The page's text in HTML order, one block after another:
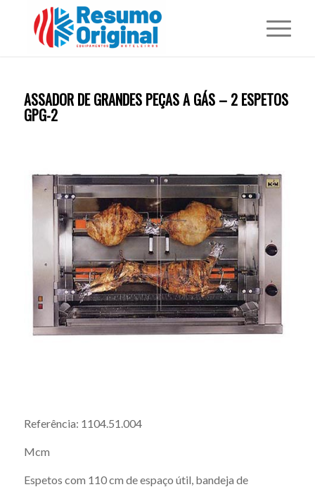
ASSADOR DE GRANDES PEÇAS A GÁS – 2 ESPETOS
GPG-2
Referência: 1104.51.004
Mcm
Espetos com 110 cm de espaço útil, bandeja de